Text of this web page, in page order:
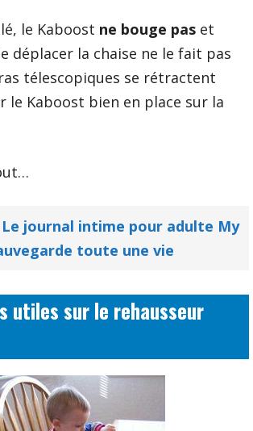
le Kaboost ne bouge pas et
déplacer la chaise ne le fait pas
télescopiques se rétractent
le Kaboost bien en place sur la
Le journal intime pour adulte My
toute une vie
utiles sur le rehausseur